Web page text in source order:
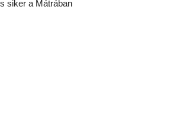
siker a Mátrában